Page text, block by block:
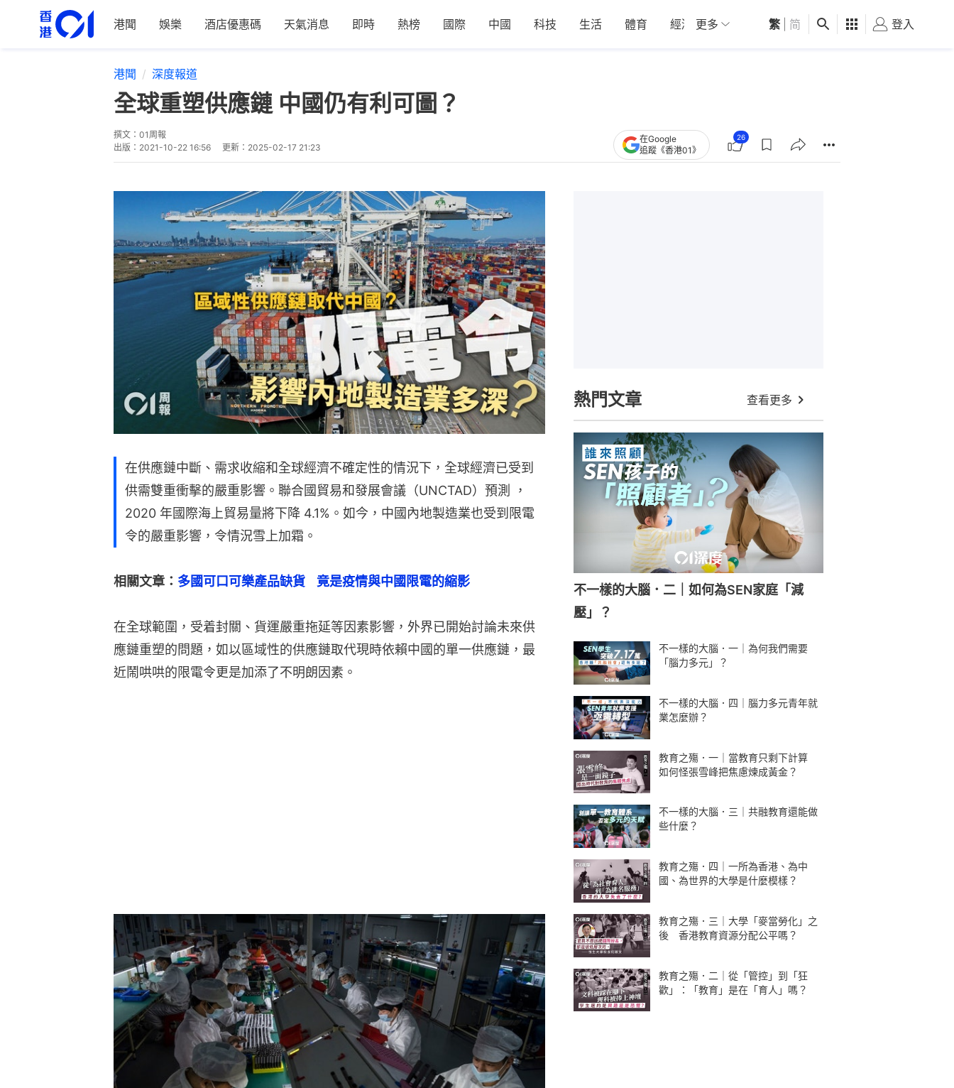
港聞 娛樂 酒店優惠碼 天氣消息 即時 熱榜 國際 中國 科技 生活 體育 經濟 01深圳 觀點 健康 好食玩飛
更多 繁 简 登入
港聞 深度報道
全球重塑供應鏈 中國仍有利可圖？
撰文： 01周報
出版： 2021-10-22 16:56 更新： 2025-02-17 21:23
在Google
追蹤《香港01》
26
在供應鏈中斷、需求收縮和全球經濟不確定性的情況下，全球經濟已受到
供需雙重衝擊的嚴重影響。聯合國貿易和發展會議（UNCTAD）預測 ，
2020 年國際海上貿易量將下降 4.1%。如今，中國內地製造業也受到限電
令的嚴重影響，令情況雪上加霜。
相關文章： 多國可口可樂產品缺貨    竟是疫情與中國限電的縮影
在全球範圍，受着封關、貨運嚴重拖延等因素影響，外界已開始討論未來供
應鏈重塑的問題，如以區域性的供應鏈取代現時依賴中國的單一供應鏈，最
近鬧哄哄的限電令更是加添了不明朗因素。
熱門文章 查看更多
不一樣的大腦．二｜如何為SEN家庭「減
壓」？
不一樣的大腦．一｜為何我們需要
「腦力多元」？
不一樣的大腦．四｜腦力多元青年就
業怎麼辦？
教育之殤．一｜當教育只剩下計算
如何怪張雪峰把焦慮煉成黃金？
不一樣的大腦．三｜共融教育還能做
些什麼？
教育之殤．四｜一所為香港、為中
國、為世界的大學是什麼模樣？
教育之殤．三｜大學「麥當勞化」之
後 香港教育資源分配公平嗎？
教育之殤．二｜從「管控」到「狂
歡」：「教育」是在「育人」嗎？